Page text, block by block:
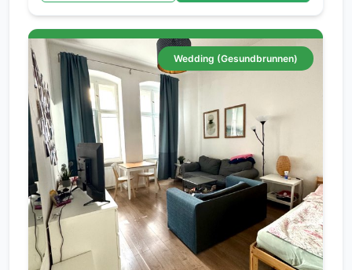
Wedding (Gesundbrunnen)